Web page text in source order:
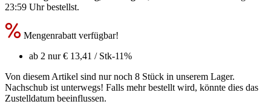
23:59 Uhrbestellst.
Mengenrabatt verfügbar!
ab 2 nur€ 13,41 / Stk-11%
Von diesem Artikel sind nur noch 8 Stück in unserem Lager.
Nachschub ist unterwegs! Falls mehr bestellt wird, könnte dies das
Zustelldatum beeinflussen.